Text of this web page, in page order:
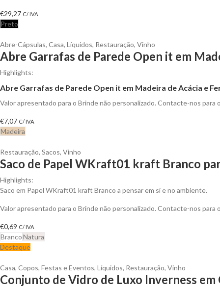
€29,27 C/ IVA
Preto
Abre-Cápsulas, Casa, Líquidos, Restauração, Vinho
Abre Garrafas de Parede Open it em
Highlights:
Abre Garrafas de Parede Open it em Madeira de Acácia e
Valor apresentado para o Brinde não personalizado. Contacte-nos
€7,07 C/ IVA
Madeira
Restauração, Sacos, Vinho
Saco de Papel WKraft01 kraft Branco
Highlights:
Saco em Papel WKraft01 kraft Branco a pensar em si e no ambiente.
Valor apresentado para o Brinde não personalizado. Contacte-nos
€0,69 C/ IVA
BrancoNatura
Destaque
Casa, Copos, Festas e Eventos, Líquidos, Restauração, Vinho
Conjunto de Vidro de Luxo Inverness